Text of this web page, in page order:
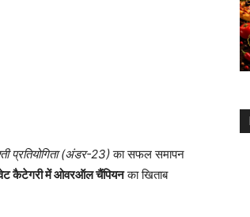
प्रतियोगिता (अंडर-23)का सफल समापन
वेट कैटेगरी में ओवरऑल चैंपियनका खिताब